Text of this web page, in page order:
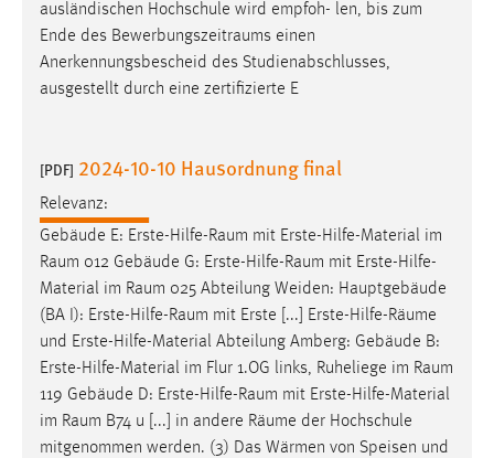
ausländischen Hochschule wird empfoh- len, bis zum
Ende des Bewerbungszeitraums einen
Anerkennungsbescheid des Studienabschlusses,
ausgestellt durch eine zertifizierte E
[PDF] 2024-10-10 Hausordnung final
Relevanz:
Gebäude E: Erste-Hilfe-Raum mit Erste-Hilfe-Material im
Raum 012 Gebäude G: Erste-Hilfe-Raum mit Erste-Hilfe-
Material im Raum 025 Abteilung Weiden: Hauptgebäude
(BA I): Erste-Hilfe-Raum mit Erste [...] Erste-Hilfe-Räume
und Erste-Hilfe-Material Abteilung Amberg: Gebäude B:
Erste-Hilfe-Material im Flur 1.OG links, Ruheliege im Raum
119 Gebäude D: Erste-Hilfe-Raum mit Erste-Hilfe-Material
im Raum B74 u [...] in andere Räume der Hochschule
mitgenommen werden. (3) Das Wärmen von Speisen und
Name:
MibewSessionID, MIBEW_UserID, mibew_locale, mibew-
chat-frame-style-5e9dbeb1811c0446
Cookie Laufzeit:
MibewSessionID, mibew-chat-frame-style-
5e9dbeb1811c0446 = Sitzungslaufzeit, mibew_locale = 3
Login
Name:
fe_user, be_user, be_lastLoginProvider
Zweck:
Dieser Cookie ist notwendig um sich an der Website